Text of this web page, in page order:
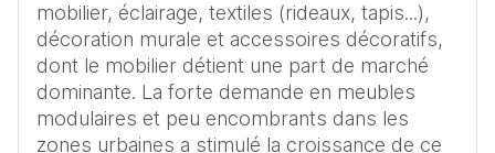
mobilier, éclairage, textiles (rideaux, tapis...),
décoration murale et accessoires décoratifs,
dont le mobilier détient une part de marché
dominante. La forte demande en meubles
modulaires et peu encombrants dans les
zones urbaines a stimulé la croissance de ce